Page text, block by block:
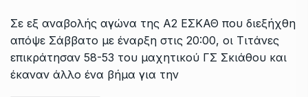
Σε εξ αναβολής αγώνα της Α2 ΕΣΚΑΘ που διεξήχθη
απόψε Σάββατο με έναρξη στις 20:00, οι Τιτάνες
επικράτησαν 58-53 του μαχητικού ΓΣ Σκιάθου και
έκαναν άλλο ένα βήμα για την